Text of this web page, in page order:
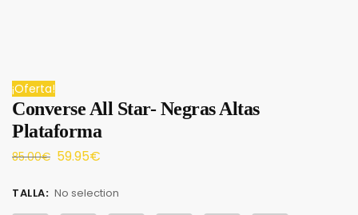
¡Oferta!
Converse All Star- Negras Altas
Plataforma
85.00€ 59.95€
TALLA: No selection